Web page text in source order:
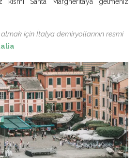
için İtalya demiryollarının resmi